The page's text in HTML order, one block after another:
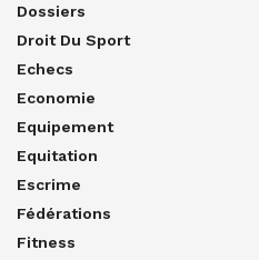
Dossiers
Droit Du Sport
Echecs
Economie
Equipement
Equitation
Escrime
Fédérations
Fitness